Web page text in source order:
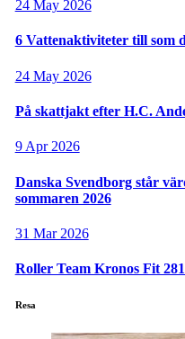
24 May 2026
6 Vattenaktiviteter till som
24 May 2026
På skattjakt efter H.C.
9 Apr 2026
Danska Svendborg står
sommaren 2026
31 Mar 2026
Roller Team Kronos Fit
Resa